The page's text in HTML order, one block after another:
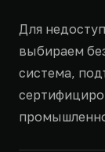
Для
выбираем
система,